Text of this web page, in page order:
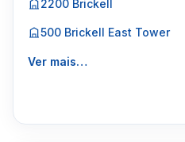
2200 Brickell
500 Brickell East Tower
Ver mais…